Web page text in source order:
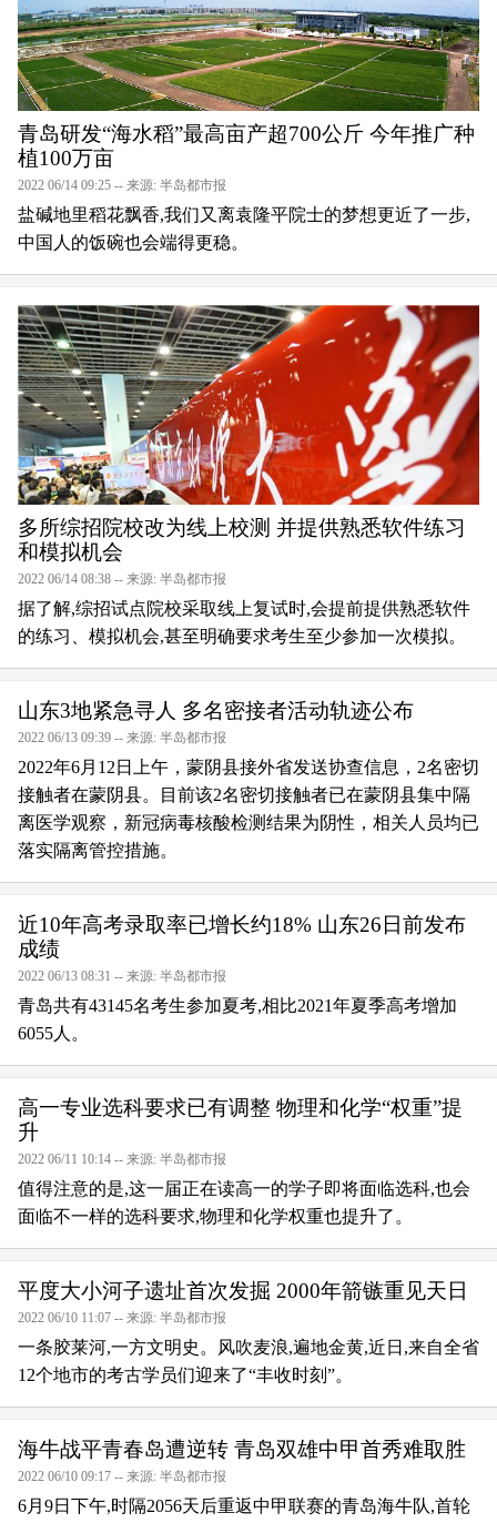
青岛研发“海水稻”最高亩产超700公斤 今年推广种
植100万亩
2022 06/14 09:25 -- 来源: 半岛都市报
盐碱地里稻花飘香,我们又离袁隆平院士的梦想更近了一步,
中国人的饭碗也会端得更稳。
多所综招院校改为线上校测 并提供熟悉软件练习
和模拟机会
2022 06/14 08:38 -- 来源: 半岛都市报
据了解,综招试点院校采取线上复试时,会提前提供熟悉软件
的练习、模拟机会,甚至明确要求考生至少参加一次模拟。
山东3地紧急寻人 多名密接者活动轨迹公布
2022 06/13 09:39 -- 来源: 半岛都市报
2022年6月12日上午，蒙阴县接外省发送协查信息，2名密切
接触者在蒙阴县。目前该2名密切接触者已在蒙阴县集中隔
离医学观察，新冠病毒核酸检测结果为阴性，相关人员均已
落实隔离管控措施。
近10年高考录取率已增长约18% 山东26日前发布
成绩
2022 06/13 08:31 -- 来源: 半岛都市报
青岛共有43145名考生参加夏考,相比2021年夏季高考增加
6055人。
高一专业选科要求已有调整 物理和化学“权重”提
升
2022 06/11 10:14 -- 来源: 半岛都市报
值得注意的是,这一届正在读高一的学子即将面临选科,也会
面临不一样的选科要求,物理和化学权重也提升了。
平度大小河子遗址首次发掘 2000年箭镞重见天日
2022 06/10 11:07 -- 来源: 半岛都市报
一条胶莱河,一方文明史。风吹麦浪,遍地金黄,近日,来自全省
12个地市的考古学员们迎来了“丰收时刻”。
海牛战平青春岛遭逆转 青岛双雄中甲首秀难取胜
2022 06/10 09:17 -- 来源: 半岛都市报
6月9日下午,时隔2056天后重返中甲联赛的青岛海牛队,首轮